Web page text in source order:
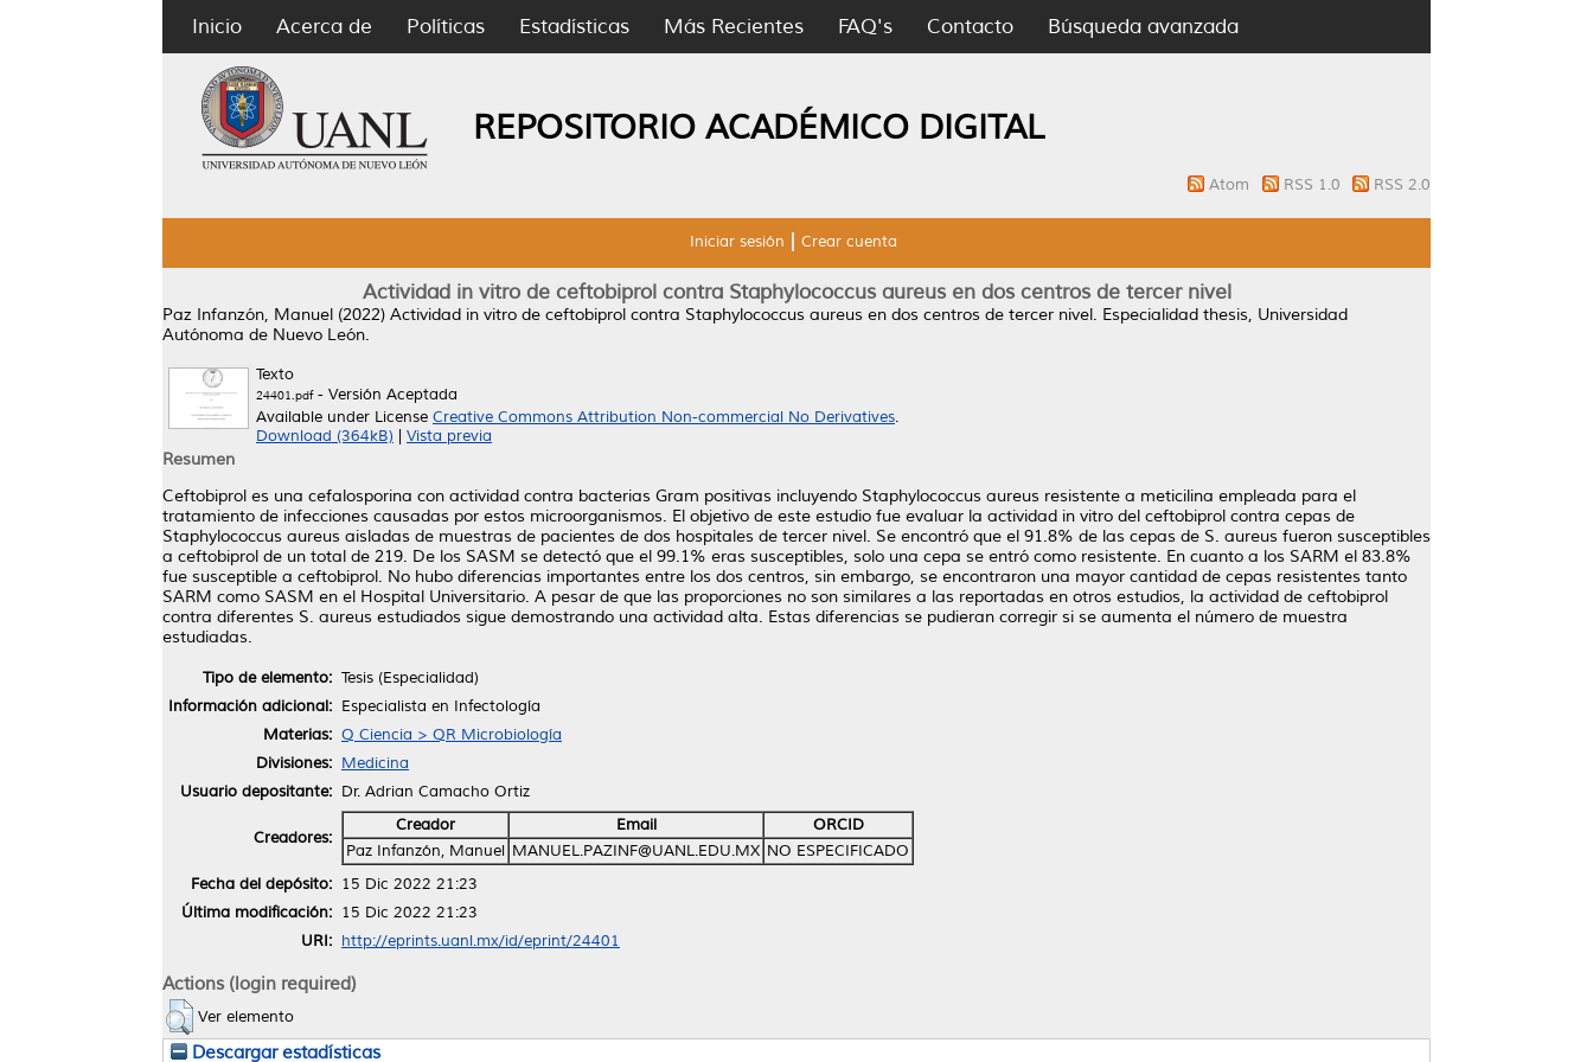
Inicio Acerca de Políticas Estadísticas Más Recientes FAQ's Contacto Búsqueda avanzada
REPOSITORIO ACADÉMICO DIGITAL
Atom RSS 1.0 RSS 2.0
Iniciar sesión Crear cuenta
Actividad in vitro de ceftobiprol contra Staphylococcus aureus en dos centros de tercer nivel
Paz Infanzón, Manuel (2022) Actividad in vitro de ceftobiprol contra Staphylococcus aureus en dos centros de tercer nivel. Especialidad thesis, Universidad
Autónoma de Nuevo León.
Texto
24401.pdf- Versión Aceptada
Available under License Creative Commons Attribution Non-commercial No Derivatives.
Download (364kB)
Vista previa
Resumen
Ceftobiprol es una cefalosporina con actividad contra bacterias Gram positivas incluyendo Staphylococcus aureus resistente a meticilina empleada para el
tratamiento de infecciones causadas por estos microorganismos. El objetivo de este estudio fue evaluar la actividad in vitro del ceftobiprol contra cepas de
Staphylococcus aureus aisladas de muestras de pacientes de dos hospitales de tercer nivel. Se encontró que el 91.8% de las cepas de S. aureus fueron susceptibles
a ceftobiprol de un total de 219. De los SASM se detectó que el 99.1% eras susceptibles, solo una cepa se entró como resistente. En cuanto a los SARM el 83.8%
fue susceptible a ceftobiprol. No hubo diferencias importantes entre los dos centros, sin embargo, se encontraron una mayor cantidad de cepas resistentes tanto
SARM como SASM en el Hospital Universitario. A pesar de que las proporciones no son similares a las reportadas en otros estudios, la actividad de ceftobiprol
contra diferentes S. aureus estudiados sigue demostrando una actividad alta. Estas diferencias se pudieran corregir si se aumenta el número de muestra
estudiadas.
Tipo de elemento: Tesis (Especialidad)
Información adicional: Especialista en Infectología
Materias: Q Ciencia > QR Microbiología
Divisiones: Medicina
Usuario depositante: Dr. Adrian Camacho Ortiz
Creadores:
Creador Email
ORCID
Paz Infanzón, Manuel MANUEL.PAZINF@UANL.EDU.MX NO ESPECIFICADO
Fecha del depósito: 15 Dic 2022 21:23
Última modificación: 15 Dic 2022 21:23
URI: http://eprints.uanl.mx/id/eprint/24401
Actions (login required)
Ver elemento
Descargar estadísticas